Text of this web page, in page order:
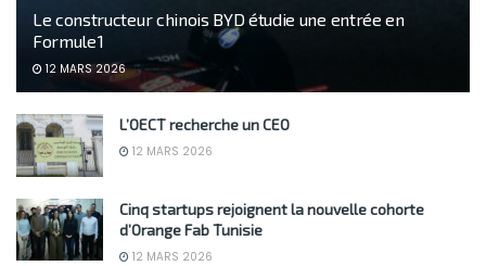
Le constructeur chinois BYD étudie une entrée en
Formule 1
12 MARS 2026
L’OECT recherche un CEO
12 MARS 2026
Cinq startups rejoignent la nouvelle cohorte
d’Orange Fab Tunisie
12 MARS 2026